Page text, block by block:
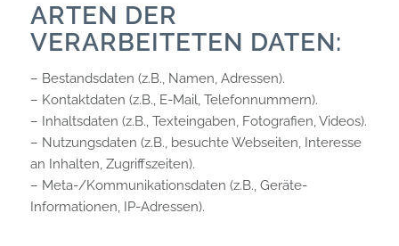
ARTEN DER
VERARBEITETEN DATEN:
– Bestandsdaten (z.B., Namen, Adressen).
– Kontaktdaten (z.B., E-Mail, Telefonnummern).
– Inhaltsdaten (z.B., Texteingaben, Fotografien, Videos).
– Nutzungsdaten (z.B., besuchte Webseiten, Interesse
an Inhalten, Zugriffszeiten).
– Meta-/Kommunikationsdaten (z.B., Geräte-
Informationen, IP-Adressen).